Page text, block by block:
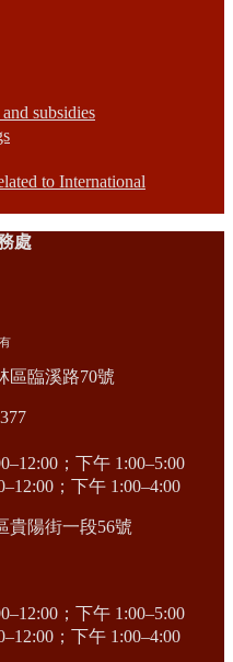
subsidies
to International
處
區臨溪路70號
；下午 1:00–5:00
；下午 1:00–4:00
貴陽街一段56號
；下午 1:00–5:00
；下午 1:00–4:00